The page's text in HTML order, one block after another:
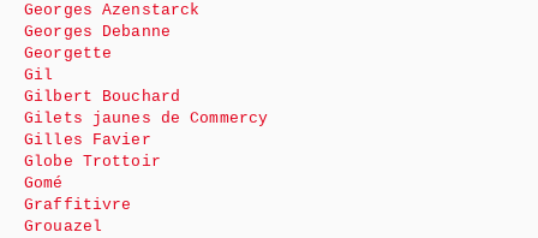
Georges Azenstarck
Georges Debanne
Georgette
Gil
Gilbert Bouchard
Gilets jaunes de Commercy
Gilles Favier
Globe Trottoir
Gomé
Graffitivre
Grouazel